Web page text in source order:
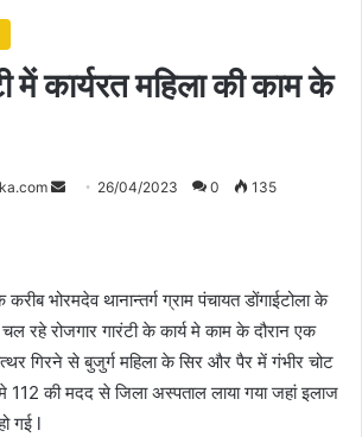
में कार्यरत महिला की काम के
Send 26/04/2023 0 135
भोरमदेव थानान्तर्ग ग्राम पंचायत डोंगाईटोला के
रहे रोजगार गारंटी के कार्य मे काम के दौरान एक
गिरने से बुजुर्ग महिला के सिर और पैर में गंभीर चोट
की मदद से जिला अस्पताल लाया गया जहां इलाज
गई l